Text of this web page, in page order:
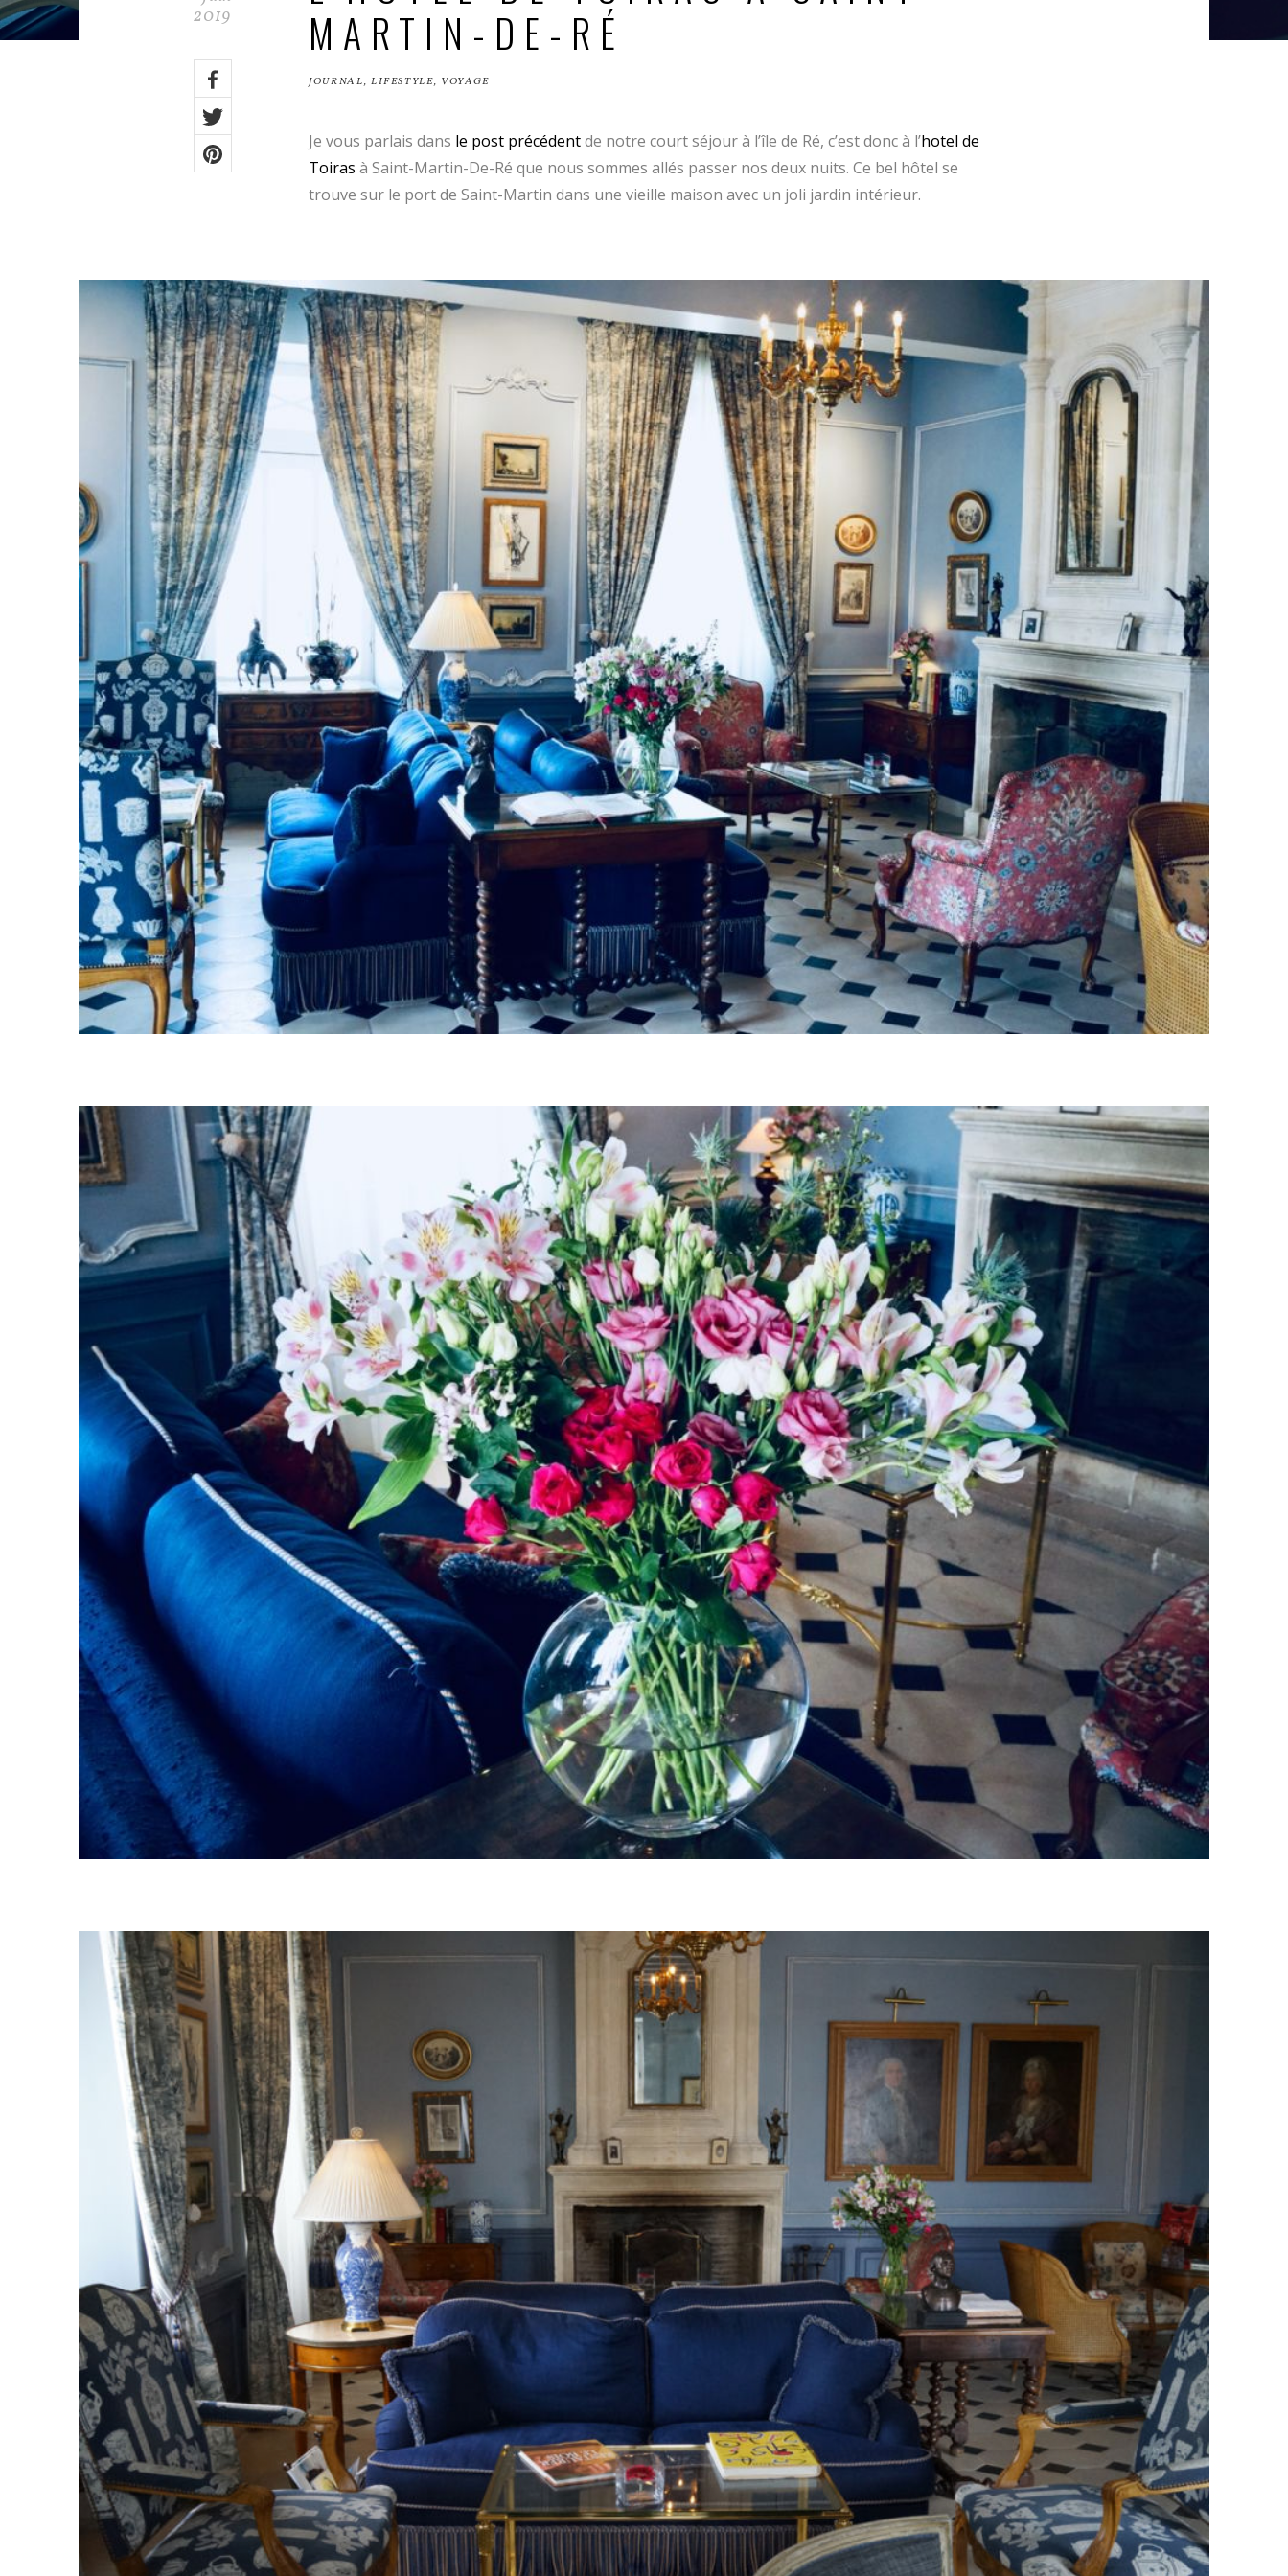
MARTIN-DE-RÉ
2019
JOURNAL, LIFESTYLE, VOYAGE
Share
on:Facebook
Twitter
Pinterest
Je vous parlais dans le post précédentde notre court séjour à l’île de Ré, c’est donc à l’hotel de
Toiras à Saint-Martin-De-Ré que nous sommes allés passer nos deux nuits. Ce bel hôtel se
trouve sur le port de Saint-Martin dans une vieille maison avec un joli jardin intérieur.